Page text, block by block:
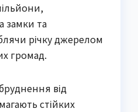
замки та
річку джерелом
громад.
від
стійких